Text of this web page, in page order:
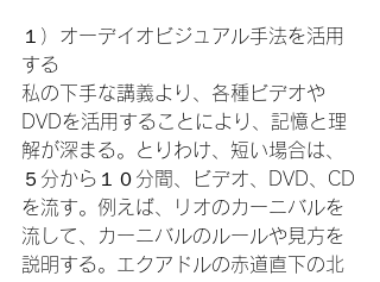
１）オーデイオビジュアル手法を活用
する
私の下手な講義より、各種ビデオや
DVDを活用することにより、記憶と理
解が深まる。とりわけ、短い場合は、
５分から１０分間、ビデオ、DVD、CD
を流す。例えば、リオのカーニバルを
流して、カーニバルのルールや見方を
説明する。エクアドルの赤道直下の北